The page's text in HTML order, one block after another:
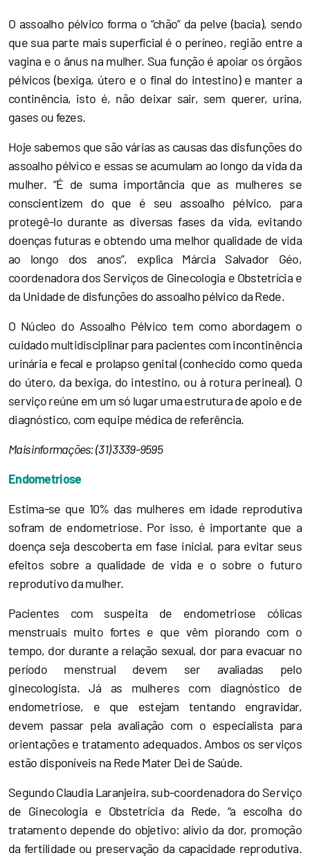
O assoalho pélvico forma o “chão” da pelve (bacia), sendo
que sua parte mais superficial é o períneo, região entre a
vagina e o ânus na mulher. Sua função é apoiar os órgãos
pélvicos (bexiga, útero e o final do intestino) e manter a
continência, isto é, não deixar sair, sem querer, urina,
gases ou fezes.
Hoje sabemos que são várias as causas das disfunções do
assoalho pélvico e essas se acumulam ao longo da vida da
mulher. “É de suma importância que as mulheres se
conscientizem do que é seu assoalho pélvico, para
protegê-lo durante as diversas fases da vida, evitando
doenças futuras e obtendo uma melhor qualidade de vida
ao longo dos anos”, explica Márcia Salvador Géo,
coordenadora dos Serviços de Ginecologia e Obstetrícia e
da Unidade de disfunções do assoalho pélvico da Rede.
O Núcleo do Assoalho Pélvico tem como abordagem o
cuidado multidisciplinar para pacientes com incontinência
urinária e fecal e prolapso genital (conhecido como queda
do útero, da bexiga, do intestino, ou à rotura perineal). O
serviço reúne em um só lugar uma estrutura de apoio e de
diagnóstico, com equipe médica de referência.
Mais informações: (31) 3339-9595
Endometriose
Estima-se que 10% das mulheres em idade reprodutiva
sofram de endometriose. Por isso, é importante que a
doença seja descoberta em fase inicial, para evitar seus
efeitos sobre a qualidade de vida e o sobre o futuro
reprodutivo da mulher.
Pacientes com suspeita de endometriose cólicas
menstruais muito fortes e que vêm piorando com o
tempo, dor durante a relação sexual, dor para evacuar no
período menstrual devem ser avaliadas pelo
ginecologista. Já as mulheres com diagnóstico de
endometriose, e que estejam tentando engravidar,
devem passar pela avaliação com o especialista para
orientações e tratamento adequados. Ambos os serviços
estão disponíveis na Rede Mater Dei de Saúde.
Segundo Claudia Laranjeira, sub-coordenadora do Serviço
de Ginecologia e Obstetrícia da Rede, “a escolha do
tratamento depende do objetivo: alívio da dor, promoção
da fertilidade ou preservação da capacidade reprodutiva.